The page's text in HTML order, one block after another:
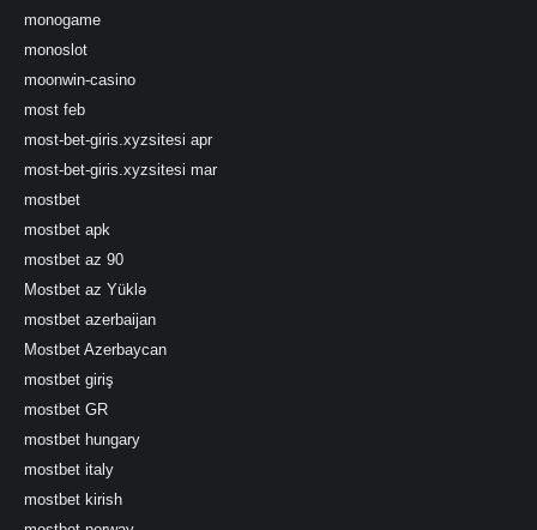
monogame
monoslot
moonwin-casino
most feb
most-bet-giris.xyzsitesi apr
most-bet-giris.xyzsitesi mar
mostbet
mostbet apk
mostbet az 90
Mostbet az Yüklə
mostbet azerbaijan
Mostbet Azerbaycan
mostbet giriş
mostbet GR
mostbet hungary
mostbet italy
mostbet kirish